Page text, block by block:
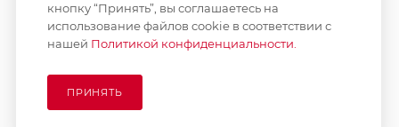
кнопку “Принять”, вы соглашаетесь на
использование файлов cookie в соответствии с
нашей Политикой конфиденциальности.
ПРИНЯТЬ